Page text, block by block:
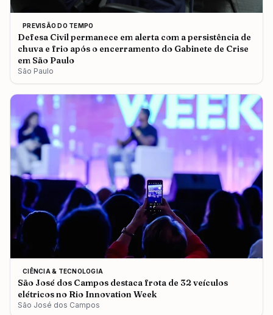
PREVISÃO DO TEMPO
Defesa Civil permanece em alerta com a persistência de
chuva e frio após o encerramento do Gabinete de Crise
em São Paulo
São Paulo
CIÊNCIA & TECNOLOGIA
São José dos Campos destaca frota de 32 veículos
elétricos no Rio Innovation Week
São José dos Campos